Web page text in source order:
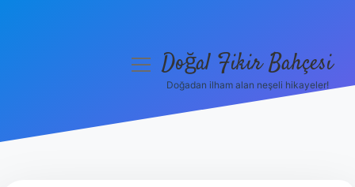
menüyüDoğal Fikir Bahçesi
Doğadan ilham alan neşeli hikayeler!